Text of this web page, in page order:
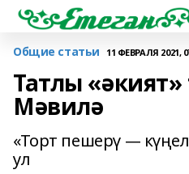
Общие статьи 11 ФЕВРАЛЯ 2021,
Татлы
Мәвилә
«Торт пешерү —
ул